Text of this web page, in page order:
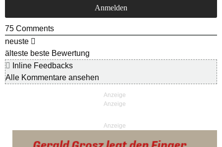
75 Comments
neuste
älteste beste Bewertung
Inline Feedbacks
Alle Kommentare ansehen
Anzeige